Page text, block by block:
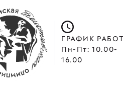
ГРАФИК
Пн-Пт: 10.00-
16.00